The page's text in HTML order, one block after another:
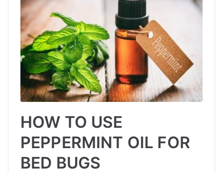
HOW TO USE
PEPPERMINT OIL FOR
BED BUGS